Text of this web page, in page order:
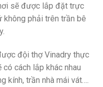
sẽ được lắp đặt trực
không phải trên trần bê
đội thợ Vinadry thực
cách lắp khác nhau
kính, trần nhà mái vát….